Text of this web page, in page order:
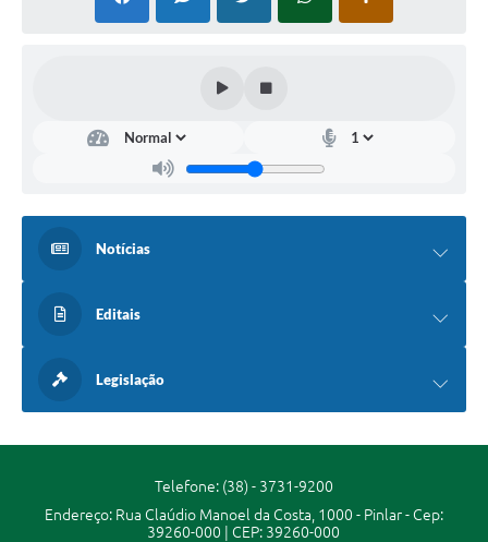
Notícias
Editais
Legislação
Telefone: (38) - 3731-9200
Endereço: Rua Claúdio Manoel da Costa, 1000 - Pinlar - Cep:
39260-000 | CEP: 39260-000